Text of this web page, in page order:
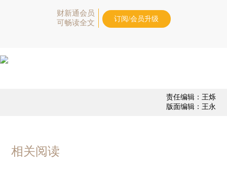
财新通会员
可畅读全文
订阅/会员升级
责任编辑：王烁
版面编辑：王永
相关阅读